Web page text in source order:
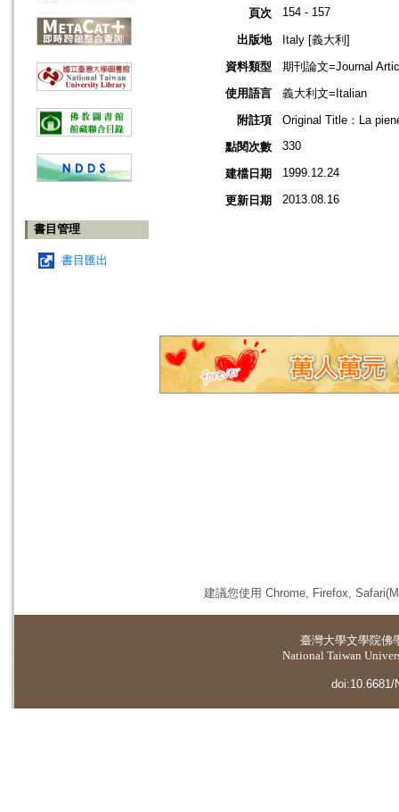
書目管理
書目匯出
頁次 154 - 157
出版地
Italy [義大利]
資料類型
期刊論文=Journal
使用語言
義大利文=Italian
附註項
Original Title：La
點閱次數
330
建檔日期 1999.12.24
更新日期 2013.08.16
建議您使用 Chrome, Firefox,
臺灣大學文學院佛
National Taiwan
doi:10.6681/